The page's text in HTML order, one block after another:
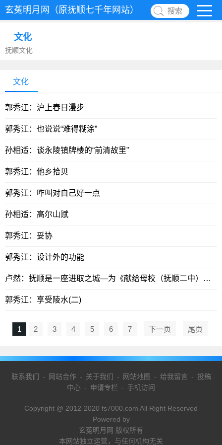
玄菟明月网（原抚顺七千年网站） 搜索
文化
抚顺文化
文化
郭秀江：沪上春日漫步
郭秀江：也说说“难得糊涂”
孙相适：谈永陵镇牌楼的“前清故里”
郭秀江：他乡拾贝
郭秀江：咋叫对自己好一点
孙相适：高尔山赋
郭秀江：妥协
郭秀江：设计外的功能
卢然：抚顺是一座进取之城—为《献给母校（抚顺二中）的回忆》一书作序
郭秀江：享受陵水(二)
1 2 3 4 5 6 7 下一页 尾页
联系我们 - 网站合作- 关于我们 - 网站地图 - 给我留言 - 投稿
中心 - 申请专栏 - 手机访问
Copyright @ 2012-2020 fs7000.com All Right Reserved
Powered by
玄菟明月网 版权所有
本网站独立运营，与任何机构无关